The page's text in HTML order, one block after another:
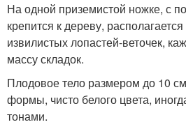
На одной приземистой ножке, с
крепится к дереву,
извилистых лопастей-веточек,
массу складок.
Плодовое тело размером до 10
формы, чисто белого цвета,
тонами.